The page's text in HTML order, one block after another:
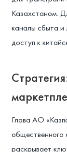
Казахстаном.
каналы сбыта и
доступ к
Глава АО
раскрывает